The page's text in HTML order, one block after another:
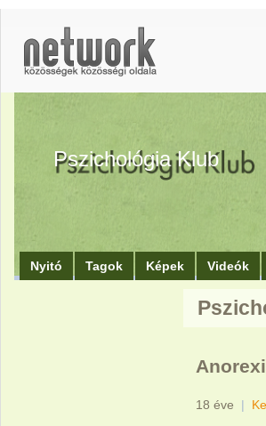
Pszichológia Klub
Nyitó Tagok Képek Videók
18 éve |